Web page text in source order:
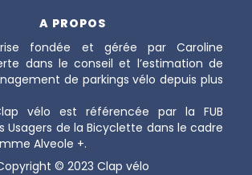
A PROPOS
fondée et gérée par Caroline
dans le conseil et l’estimation de
de parkings vélo depuis plus
vélo est référencée par la FUB
Usagers de la Bicyclette dans le cadre
Alveole +.
© 2023 Clap vélo